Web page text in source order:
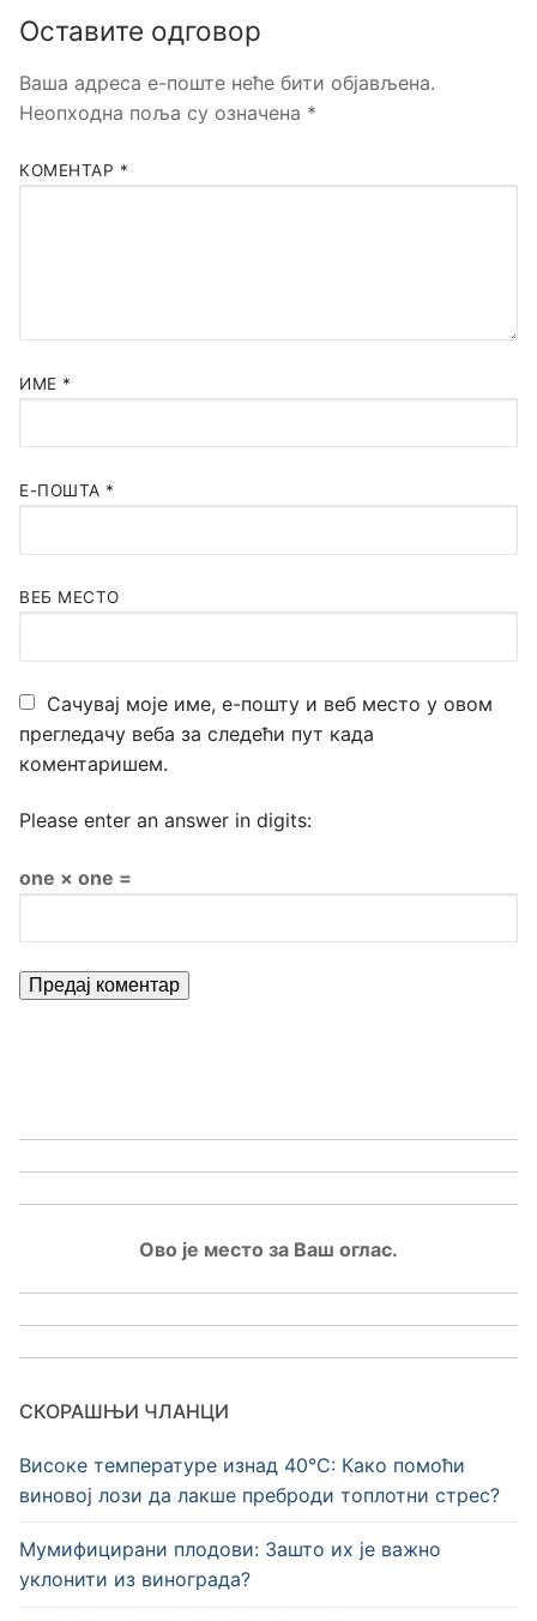
Оставите одговор
Ваша адреса е-поште неће бити објављена.
Неопходна поља су означена *
КОМЕНТАР *
ИМЕ *
Е-ПОШТА *
ВЕБ МЕСТО
Сачувај моје име, е-пошту и веб место у овом
прегледачу веба за следећи пут када
коментаришем.
Please enter an answer in digits:
one × one =
Ово је место за Ваш оглас.
СКОРАШЊИ ЧЛАНЦИ
Високе температуре изнад 40°C: Како помоћи
виновој лози да лакше преброди топлотни стрес?
Мумифицирани плодови: Зашто их је важно
уклонити из винограда?